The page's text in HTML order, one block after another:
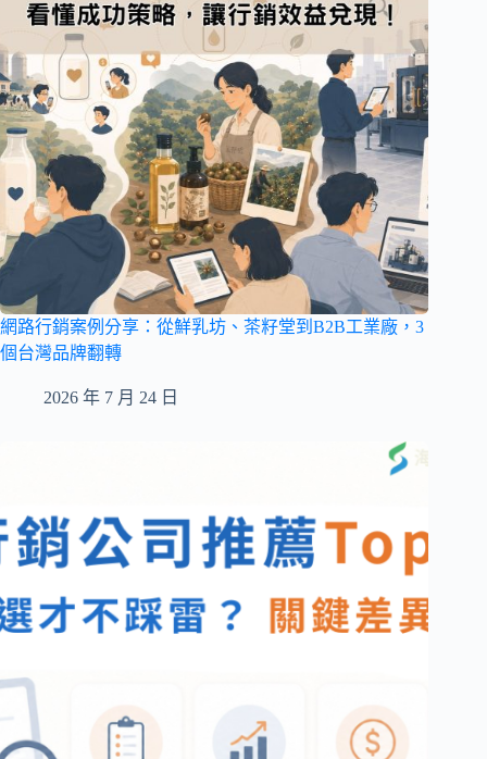
網路行銷案例分享：從鮮乳坊、茶籽堂到B2B工業廠，3
個台灣品牌翻轉
2026 年 7 月 24 日